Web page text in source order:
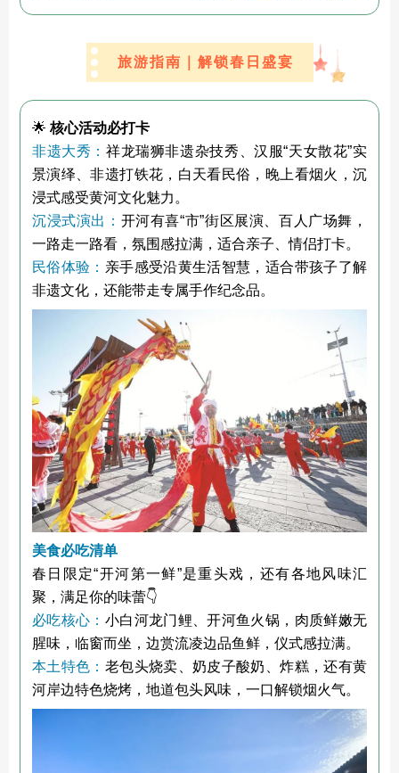
旅游指南｜解锁春日盛宴
🌟 核心活动必打卡
非遗大秀：祥龙瑞狮非遗杂技秀、汉服“天女散花”实
景演绎、非遗打铁花，白天看民俗，晚上看烟火，沉
浸式感受黄河文化魅力。
沉浸式演出： 开河有喜“市”街区展演、百人广场舞，
一路走一路看，氛围感拉满，适合亲子、情侣打卡。
民俗体验： 亲手感受沿黄生活智慧，适合带孩子了解
非遗文化，还能带走专属手作纪念品。
美食必吃清单
春日限定“开河第一鲜”是重头戏，还有各地风味汇
聚，满足你的味蕾👇
必吃核心： 小白河龙门鲤、开河鱼火锅，肉质鲜嫩无
腥味，临窗而坐，边赏流凌边品鱼鲜，仪式感拉满。
本土特色： 老包头烧卖、奶皮子酸奶、炸糕，还有黄
河岸边特色烧烤，地道包头风味，一口解锁烟火气。